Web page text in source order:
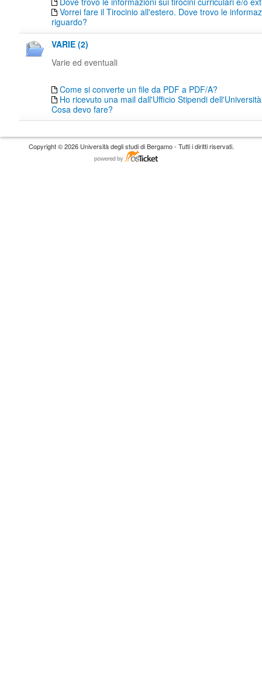
Vorrei fare il Tirocinio all'estero. Dove trovo le
riguardo?
VARIE (2)
Varie ed eventuali
Come si converte un file da PDF a PDF/A?
Ho ricevuto una mail dall'Ufficio Stipendi
Cosa devo fare?
Copyright © 2026 Università degli studi di Bergamo - Tutti i diritti riservati.